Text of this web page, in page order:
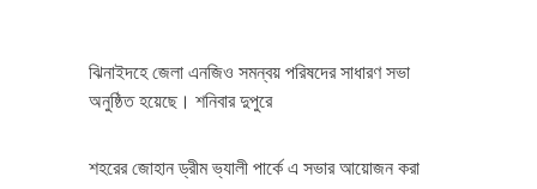
ঝিনাইদহে জেলা এনজিও সমন্বয় পরিষদের সাধারণ সভা
অনুষ্ঠিত হয়েছে। শনিবার দুপুরে
শহরের জোহান ড্রীম ভ্যালী পার্কে এ সভার আয়োজন করা